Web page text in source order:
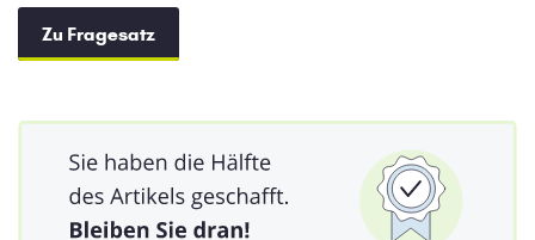
Zu Fragesatz